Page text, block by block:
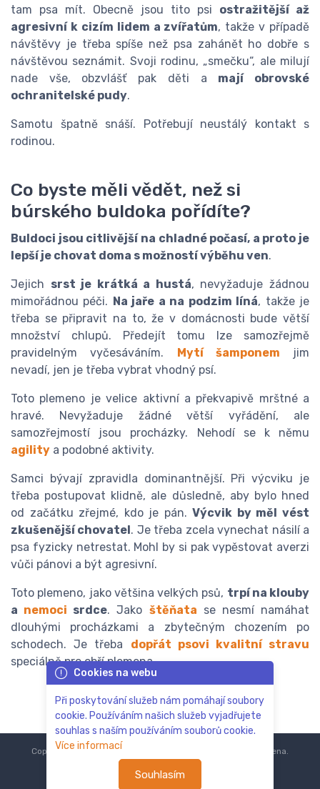
tam psa mít. Obecně jsou tito psi ostražitější až
agresivní k cizím lidem a zvířatům, takže v případě
návštěvy je třeba spíše než psa zahánět ho dobře s
návštěvou seznámit. Svoji rodinu, „smečku“, ale milují
nade vše, obzvlášť pak děti a mají obrovské
ochranitelské pudy.
Samotu špatně snáší. Potřebují neustálý kontakt s
rodinou.
Co byste měli vědět, než si
búrského buldoka pořídíte?
Buldoci jsou citlivější na chladné počasí, a proto je
lepší je chovat doma s možností výběhu ven.
Jejich srst je krátká a hustá, nevyžaduje žádnou
mimořádnou péči. Na jaře a na podzim líná, takže je
třeba se připravit na to, že v domácnosti bude větší
množství chlupů. Předejít tomu lze samozřejmě
pravidelným vyčesáváním. Mytí šamponem jim
nevadí, jen je třeba vybrat vhodný psí.
Toto plemeno je velice aktivní a překvapivě mrštné a
hravé. Nevyžaduje žádné větší vyřádění, ale
samozřejmostí jsou procházky. Nehodí se k němu
agility a podobné aktivity.
Samci bývají zpravidla dominantnější. Při výcviku je
třeba postupovat klidně, ale důsledně, aby bylo hned
od začátku zřejmé, kdo je pán.Výcvik by měl vést
zkušenější chovatel. Je třeba zcela vynechat násilí a
psa fyzicky netrestat. Mohl by si pak vypěstovat averzi
vůči pánovi a být agresivní.
Toto plemeno, jako většina velkých psů, trpí na klouby
a nemoci srdce. Jako štěňata se nesmí namáhat
dlouhými procházkami a zbytečným chozením po
schodech. Je třeba dopřát psovi kvalitní stravu
speciálně pro obří plemena.
Cookies na webu
Při poskytování služeb nám pomáhají soubory
cookie. Používáním našich služeb vyjadřujete
souhlas s naším používáním souborů cookie.
Více informací
Souhlasím
Copyright © 2018-2024 Všechna práva vyhrazena.